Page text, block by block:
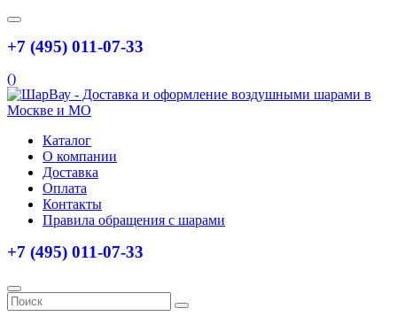
+7 (495) 011-07-33
()
Каталог
О компании
Доставка
Оплата
Контакты
Правила обращения с шарами
+7 (495) 011-07-33